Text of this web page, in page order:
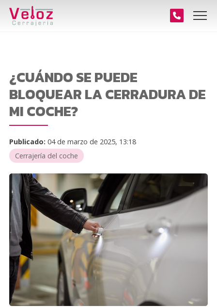
¿CUÁNDO SE PUEDE
BLOQUEAR LA CERRADURA DE
MI COCHE?
Publicado: 04 de marzo de 2025, 13:18
Cerrajería del coche